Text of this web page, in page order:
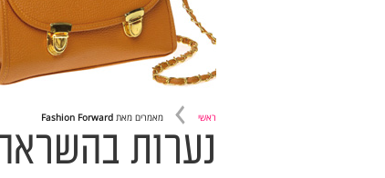
ראשי מאמרים מאת Fashion Forward
נערות